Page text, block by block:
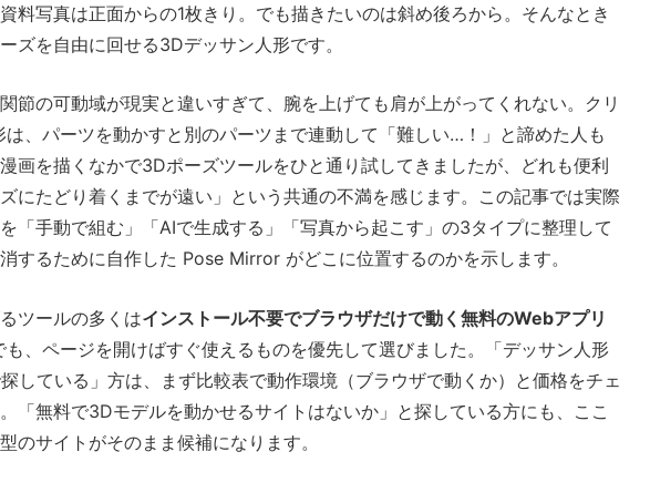
料写真は正面からの1枚きり。でも描きたいのは斜め後ろから。そんなとき
ズを自由に回せる3Dデッサン人形です。
節の可動域が現実と違いすぎて、腕を上げても肩が上がってくれない。クリ
、パーツを動かすと別のパーツまで連動して「難しい…！」と諦めた人も
画を描くなかで3Dポーズツールをひと通り試してきましたが、どれも便利
にたどり着くまでが遠い」という共通の不満を感じます。この記事では実際
「手動で組む」「AIで生成する」「写真から起こす」の3タイプに整理して
するために自作した Pose Mirror がどこに位置するのかを示します。
ツールの多くはインストール不要でブラウザだけで動く無料のWebアプリ
、ページを開けばすぐ使えるものを優先して選びました。「デッサン人形
している」方は、まず比較表で動作環境（ブラウザで動くか）と価格をチェ
「無料で3Dモデルを動かせるサイトはないか」と探している方にも、ここ
のサイトがそのまま候補になります。